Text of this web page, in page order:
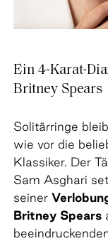
Ein 4-Karat-
Britney Spears
Solitärringe
wie vor die
Klassiker. Der
Sam Asghari
seiner
Britney Spears